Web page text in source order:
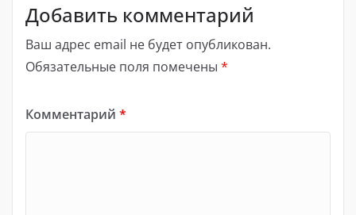
Добавить комментарий
Ваш адрес email не будет опубликован.
Обязательные поля помечены *
Комментарий *